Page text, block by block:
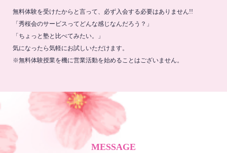
無料体験を受けたからと言って、必ず入会する必要はありません!!
「秀桜会のサービスってどんな感じなんだろう？」
「ちょっと塾と比べてみたい。」
気になったら気軽にお試しいただけます。
※無料体験授業を機に営業活動を始めることはございません。
MESSAGE